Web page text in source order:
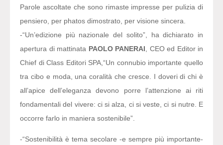
Parole ascoltate che sono rimaste impresse per pulizia di
pensiero, per phatos dimostrato, per visione sincera.
-“Un’edizione più nazionale del solito”,
ha dichiarato in
apertura di mattinata PAOLO PANERAI , CEO ed Editor in
Chief di Class Editori SPA,“Un connubio importante quello
tra cibo e moda, una coralità che cresce. I doveri di chi è
all’apice dell’eleganza devono porre l’attenzione ai riti
fondamentali del vivere: ci si alza, ci si veste, ci si nutre. E
occorre farlo in maniera sostenibile”.
-“Sostenibilità è tema secolare -e sempre più importante-